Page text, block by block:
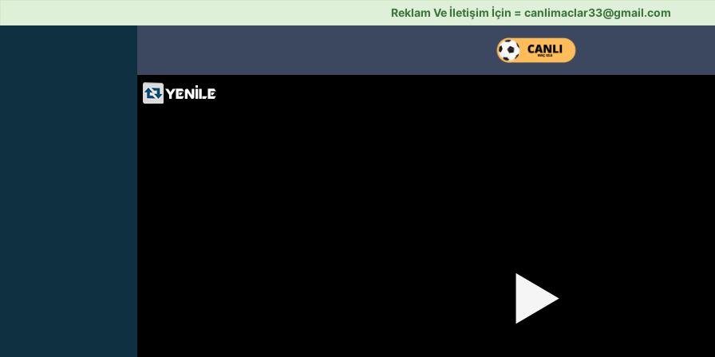
Reklam Ve İletişim İçin = canlimaclar33@gmail.com
▶